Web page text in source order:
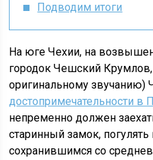
Подводим итоги
На юге Чехии, на
городок Чешский
оригинальному
достопримечательности в
непременно должен
старинный замок,
сохранившимся со